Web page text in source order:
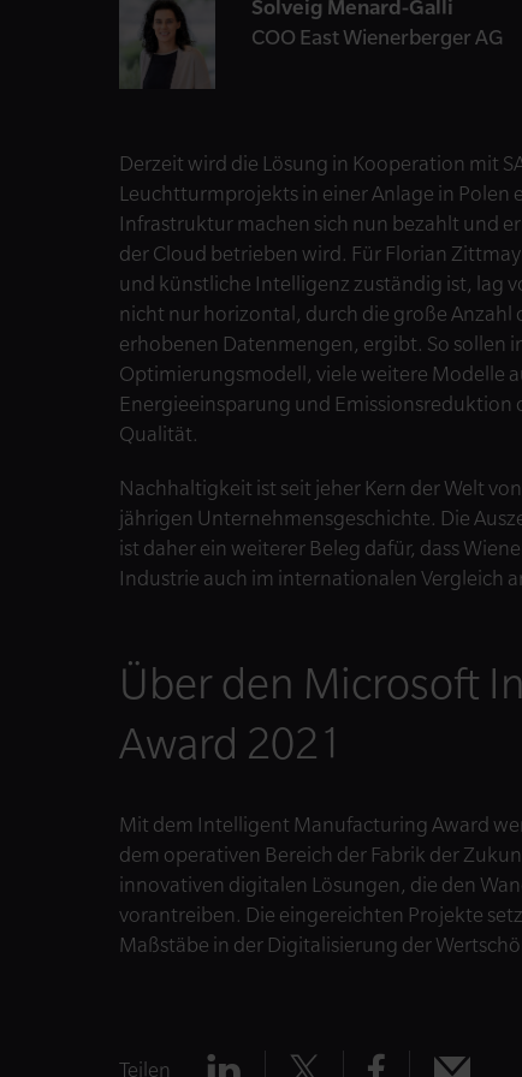
Solveig Menard-Galli
COO East Wienerberger AG
Derzeit wird die Lösung in Kooperation mit
Leuchtturmprojekts in einer Anlage in
Infrastruktur machen sich nun bezahlt und
der Cloud betrieben wird. Für Florian
und künstliche Intelligenz zuständig ist, lag
nicht nur horizontal, durch die große
erhobenen Datenmengen, ergibt. So sollen
Optimierungsmodell, viele weitere Modelle
Energieeinsparung und
Qualität.
Nachhaltigkeit ist seit jeher Kern der Welt
jährigen Unternehmensgeschichte. Die
ist daher ein weiterer Beleg dafür, dass
Industrie auch im internationalen Vergleich
Über den Microsoft
Award 2021
Mit dem Intelligent Manufacturing Award
dem operativen Bereich der Fabrik der
innovativen digitalen Lösungen, die den
vorantreiben. Die eingereichten Projekte
Maßstäbe in der Digitalisierung der
Teilen Teilen TeilenTeilen